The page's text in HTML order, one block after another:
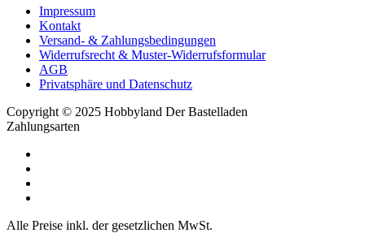
Impressum
Kontakt
Versand- & Zahlungsbedingungen
Widerrufsrecht & Muster-Widerrufsformular
AGB
Privatsphäre und Datenschutz
Copyright © 2025 Hobbyland Der Bastelladen
Zahlungsarten
Alle Preise inkl. der gesetzlichen MwSt.